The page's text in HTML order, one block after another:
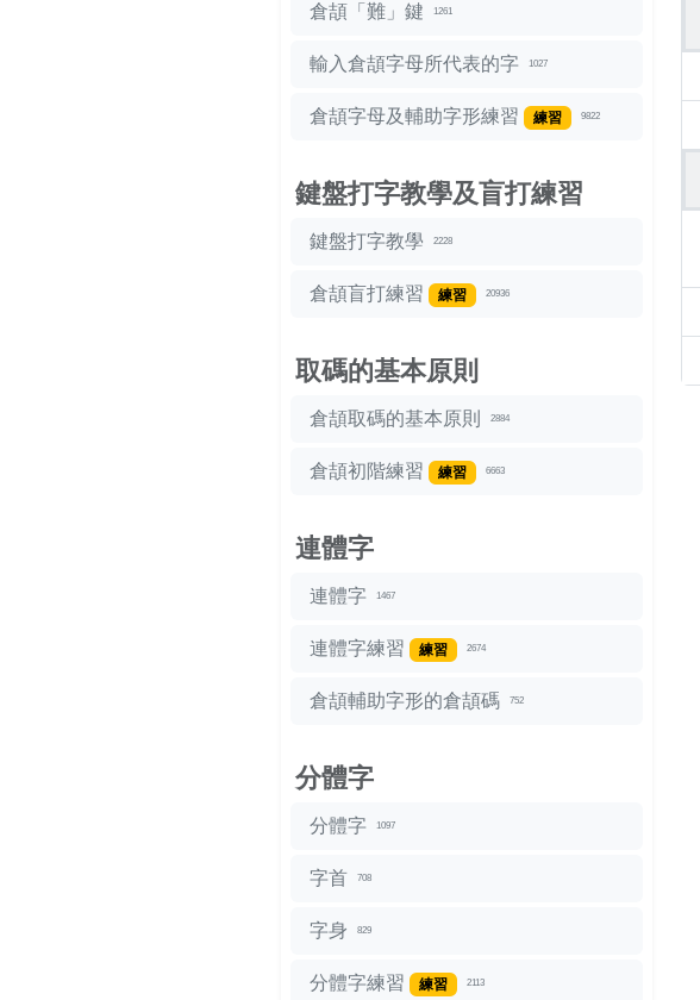
倉頡「難」鍵 1261
輸入倉頡字母所代表的字 1027
倉頡字母及輔助字形練習 練習 9822
鍵盤打字教學及盲打練習
鍵盤打字教學 2228
倉頡盲打練習 練習 20936
取碼的基本原則
倉頡取碼的基本原則 2884
倉頡初階練習 練習 6663
連體字
連體字 1467
連體字練習 練習 2674
倉頡輔助字形的倉頡碼 752
分體字
分體字 1097
字首 708
字身 829
分體字練習 練習 2113